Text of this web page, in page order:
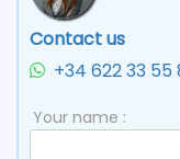
Contact us
+34 622 33 55
Your name :